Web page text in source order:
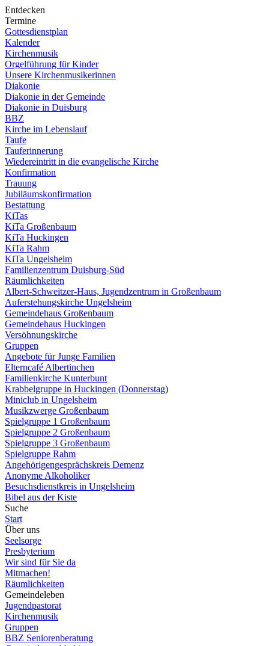
Entdecken
Termine
Gottesdienstplan
Kalender
Kirchenmusik
Orgelführung für Kinder
Unsere Kirchenmusikerinnen
Diakonie
Diakonie in der Gemeinde
Diakonie in Duisburg
BBZ
Kirche im Lebenslauf
Taufe
Tauferinnerung
Wiedereintritt in die evangelische Kirche
Konfirmation
Trauung
Jubiläumskonfirmation
Bestattung
KiTas
KiTa Großenbaum
KiTa Huckingen
KiTa Rahm
KiTa Ungelsheim
Familienzentrum Duisburg-Süd
Räumlichkeiten
Albert-Schweitzer-Haus, Jugendzentrum in Großenbaum
Auferstehungskirche Ungelsheim
Gemeindehaus Großenbaum
Gemeindehaus Huckingen
Versöhnungskirche
Gruppen
Angebote für Junge Familien
Elterncafé Albertinchen
Familienkirche Kunterbunt
Krabbelgruppe in Huckingen (Donnerstag)
Miniclub in Ungelsheim
Musikzwerge Großenbaum
Spielgruppe 1 Großenbaum
Spielgruppe 2 Großenbaum
Spielgruppe 3 Großenbaum
Spielgruppe Rahm
Angehörigengesprächskreis Demenz
Anonyme Alkoholiker
Besuchsdienstkreis in Ungelsheim
Bibel aus der Kiste
Suche
Start
Über uns
Seelsorge
Presbyterium
Wir sind für Sie da
Mitmachen!
Räumlichkeiten
Gemeindeleben
Jugendpastorat
Kirchenmusik
Gruppen
BBZ Seniorenberatung